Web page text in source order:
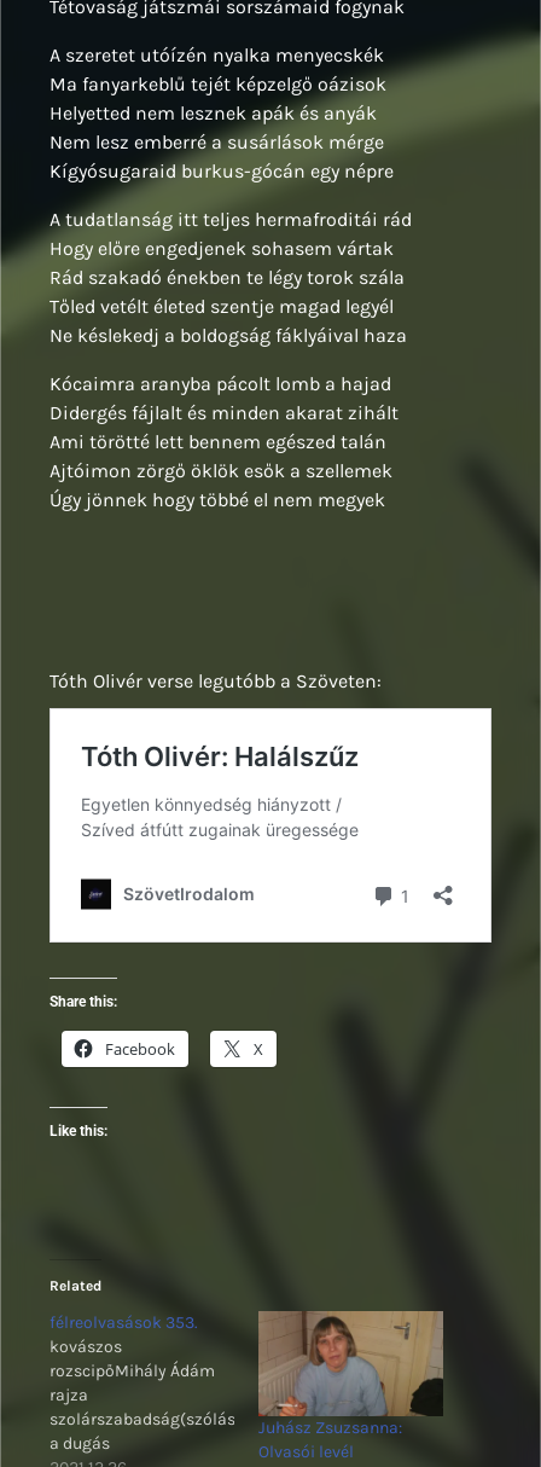
Tétovaság játszmái sorszámaid fogynak
A szeretet utóízén nyalka menyecskék
Ma fanyarkeblű tejét képzelgő oázisok
Helyetted nem lesznek apák és anyák
Nem lesz emberré a susárlások mérge
Kígyósugaraid burkus-gócán egy népre
A tudatlanság itt teljes hermafroditái rád
Hogy előre engedjenek sohasem vártak
Rád szakadó énekben te légy torok szála
Tőled vetélt életed szentje magad legyél
Ne késlekedj a boldogság fáklyáival haza
Kócaimra aranyba pácolt lomb a hajad
Didergés fájlalt és minden akarat zihált
Ami törötté lett bennem egészed talán
Ajtóimon zörgő öklök esők a szellemek
Úgy jönnek hogy többé el nem megyek
Tóth Olivér verse legutóbb a Szöveten:
Share this:
Facebook X
Like this:
Related
félreolvasások 353.
kovászos
rozscipőMihály Ádám
rajza
szolárszabadság(szólás)*ismétlés
a dugás
Juhász Zsuzsanna:
Olvasói levél